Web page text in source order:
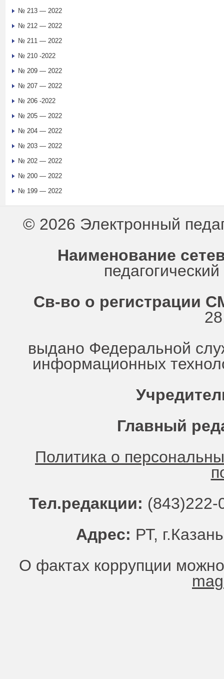
№ 213 — 2022
№ 212 — 2022
№ 211 — 2022
№ 210 -2022
№ 209 — 2022
№ 207 — 2022
№ 206 -2022
№ 205 — 2022
№ 204 — 2022
№ 203 — 2022
№ 202 — 2022
№ 200 — 2022
№ 199 — 2022
© 2026 Электронный
Наименование
Св-во о регистрации
выдано Федеральной
информационных
Главный
Политика о
Тел.редакции:
Адрес: РТ,
О фактах коррупции